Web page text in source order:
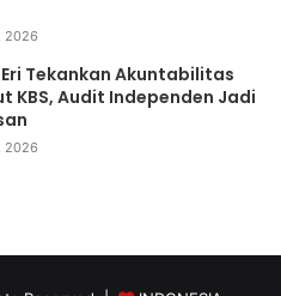
2026
Tekankan Akuntabilitas
KBS, Audit Independen Jadi
2026